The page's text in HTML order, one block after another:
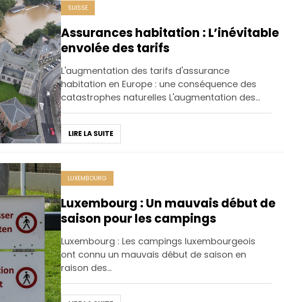
SUISSE
Assurances habitation : L’inévitable
envolée des tarifs
L'augmentation des tarifs d'assurance
habitation en Europe : une conséquence des
catastrophes naturelles L'augmentation des…
LIRE LA SUITE
LUXEMBOURG
Luxembourg : Un mauvais début de
saison pour les campings
Luxembourg : Les campings luxembourgeois
ont connu un mauvais début de saison en
raison des…